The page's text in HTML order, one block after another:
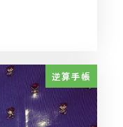
逆算手帳